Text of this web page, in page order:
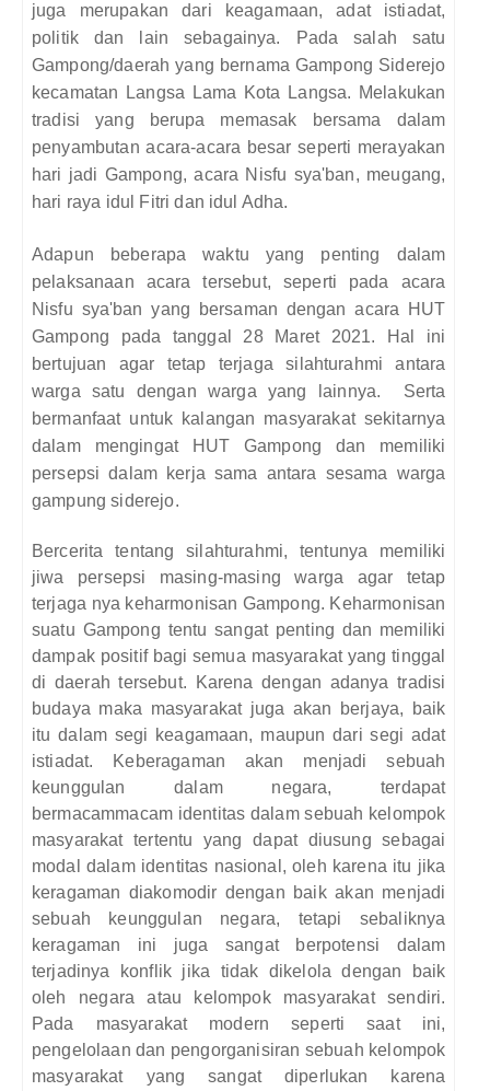
juga merupakan dari keagamaan, adat istiadat,
politik dan lain sebagainya. Pada salah satu
Gampong/daerah yang bernama Gampong Siderejo
kecamatan Langsa Lama Kota Langsa. Melakukan
tradisi yang berupa memasak bersama dalam
penyambutan acara-acara besar seperti merayakan
hari jadi Gampong, acara Nisfu sya'ban, meugang,
hari raya idul Fitri dan idul Adha.
Adapun beberapa waktu yang penting dalam
pelaksanaan acara tersebut, seperti pada acara
Nisfu sya'ban yang bersaman dengan acara HUT
Gampong pada tanggal 28 Maret 2021. Hal ini
bertujuan agar tetap terjaga silahturahmi antara
warga satu dengan warga yang lainnya.
Serta
bermanfaat untuk kalangan masyarakat sekitarnya
dalam mengingat HUT Gampong dan memiliki
persepsi dalam kerja sama antara sesama warga
gampung siderejo.
Bercerita tentang silahturahmi, tentunya memiliki
jiwa persepsi masing-masing warga agar tetap
terjaga nya keharmonisan Gampong. Keharmonisan
suatu Gampong tentu sangat penting dan memiliki
dampak positif bagi semua masyarakat yang tinggal
di daerah tersebut. Karena dengan adanya tradisi
budaya maka masyarakat juga akan berjaya, baik
itu dalam segi keagamaan, maupun dari segi adat
istiadat. Keberagaman akan menjadi sebuah
keunggulan dalam negara, terdapat
bermacammacam identitas dalam sebuah kelompok
masyarakat tertentu yang dapat diusung
sebagai
modal dalam identitas nasional, oleh karena itu jika
keragaman diakomodir dengan baik akan menjadi
sebuah keunggulan negara,
tetapi sebaliknya
keragaman ini juga sangat
berpotensi dalam
terjadinya konflik jika
tidak dikelola dengan baik
oleh negara atau
kelompok masyarakat sendiri.
Pada masyarakat modern seperti saat
ini,
pengelolaan dan pengorganisiran sebuah kelompok
masyarakat yang sangat diperlukan karena